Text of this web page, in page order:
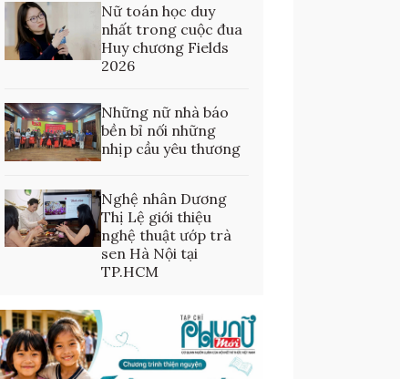
Nữ toán học duy
nhất trong cuộc đua
Huy chương Fields
2026
Những nữ nhà báo
bền bỉ nối những
nhịp cầu yêu thương
Nghệ nhân Dương
Thị Lệ giới thiệu
nghệ thuật ướp trà
sen Hà Nội tại
TP.HCM